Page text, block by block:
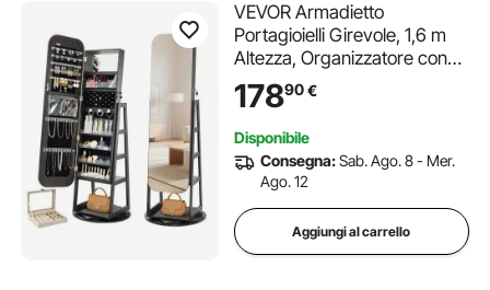
VEVOR Armadietto
Portagioielli Girevole, 1,6 m
Altezza, Organizzatore con
Specchio a Figura Intera e
Spazio di Archiviazione, 2
Chiavi, Tasche per Accessori
e Scomparti di Archiviazione
17890€
Disponibile
Consegna:Sab. Ago. 8 - Mer.
Ago. 12
Aggiungi al carrello